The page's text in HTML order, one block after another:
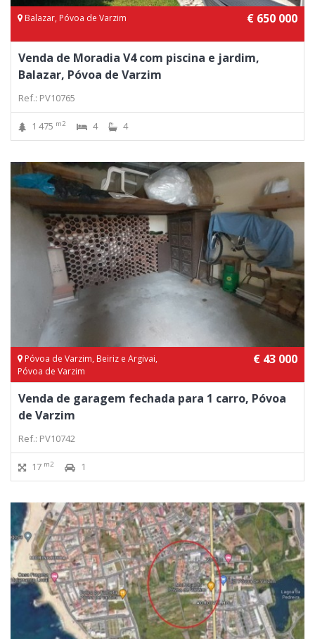
Balazar, Póvoa de Varzim € 650 000
Venda de Moradia V4 com piscina e jardim,
Balazar, Póvoa de Varzim
Ref.: PV10765
1 475 m2 4 4
Póvoa de Varzim, Beiriz e Argivai,
Póvoa de Varzim
€ 43 000
Venda de garagem fechada para 1 carro, Póvoa
de Varzim
Ref.: PV10742
17 m2 1